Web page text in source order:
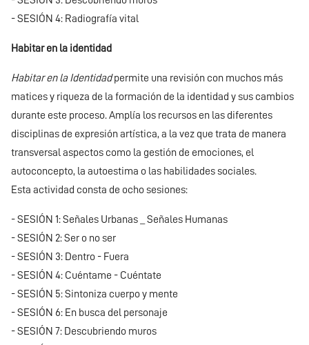
- SESIÓN 4: Radiografía vital
Habitar en la identidad
Habitar en la Identidadpermite una revisión con muchos más
matices y riqueza de la formación de la identidad y sus cambios
durante este proceso. Amplía los recursos en las diferentes
disciplinas de expresión artística, a la vez que trata de manera
transversal aspectos como la gestión de emociones, el
autoconcepto, la autoestima o las habilidades sociales.
Esta actividad consta de ocho sesiones:
- SESIÓN 1: Señales Urbanas _ Señales Humanas
- SESIÓN 2: Ser o no ser
- SESIÓN 3: Dentro - Fuera
- SESIÓN 4: Cuéntame - Cuéntate
- SESIÓN 5: Sintoniza cuerpo y mente
- SESIÓN 6: En busca del personaje
- SESIÓN 7: Descubriendo muros